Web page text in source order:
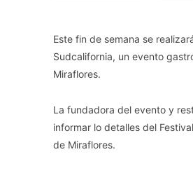
Este fin de semana se
Sudcalifornia, un evento
Miraflores.
La fundadora del evento y
informar lo detalles del
de Miraflores.